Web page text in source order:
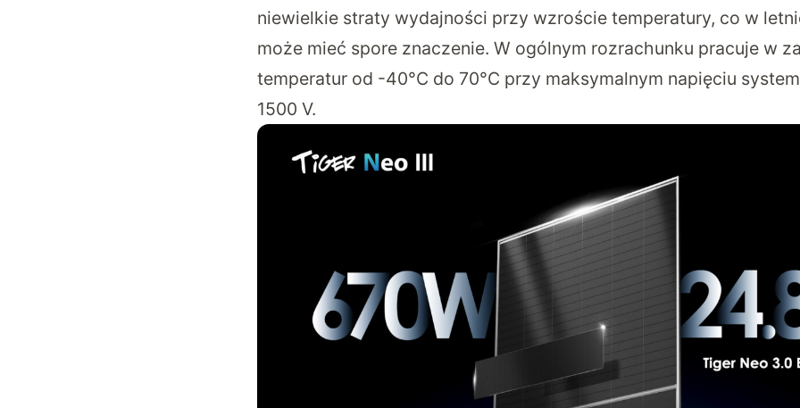
niewielkie straty wydajności przy wzroście temperatury, co w
może mieć spore znaczenie. W ogólnym rozrachunku pracuje w
temperatur od -40°C do 70°C przy maksymalnym napięciu
1500 V.